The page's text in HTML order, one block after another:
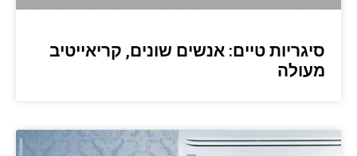
סיגריות טיים: אנשים שונים, קריאייטיב
מעולה